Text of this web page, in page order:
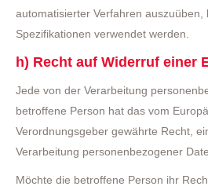
automatisierter Verfahren auszuüben,
Spezifikationen verwendet werden.
h) Recht auf Widerruf einer
Jede von der Verarbeitung
betroffene Person hat das vom
Verordnungsgeber gewährte Recht,
Verarbeitung personenbezogener
Möchte die betroffene Person ihr